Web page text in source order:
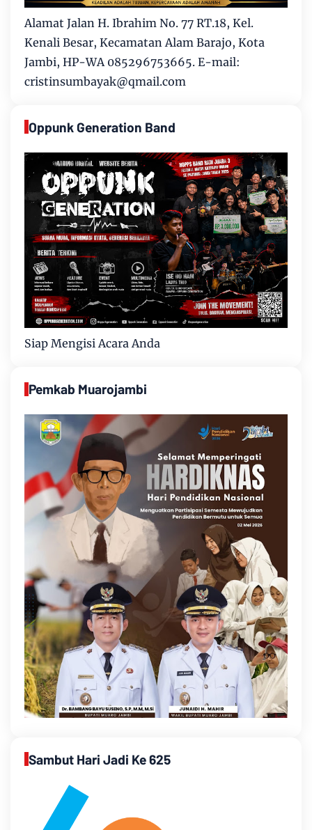
Alamat Jalan H. Ibrahim No. 77 RT.18, Kel.
Kenali Besar, Kecamatan Alam Barajo, Kota
Jambi, HP-WA 085296753665. E-mail:
cristinsumbayak@qmail.com
Oppunk Generation Band
Siap Mengisi Acara Anda
Pemkab Muarojambi
Sambut Hari Jadi Ke 625